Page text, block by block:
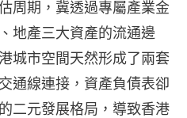
周期，冀透過專屬產業金
地產三大資產的流通邊
城市空間天然形成了兩套
通線連接，資產負債表卻
二元發展格局，導致香港